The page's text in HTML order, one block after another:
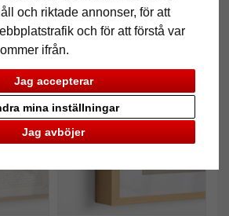
och riktade annonser, för att
och för att förstå var
ifrån.
Jag accepterar
Jag avböjer
mina inställningar
från Nielsen Design
Träramar